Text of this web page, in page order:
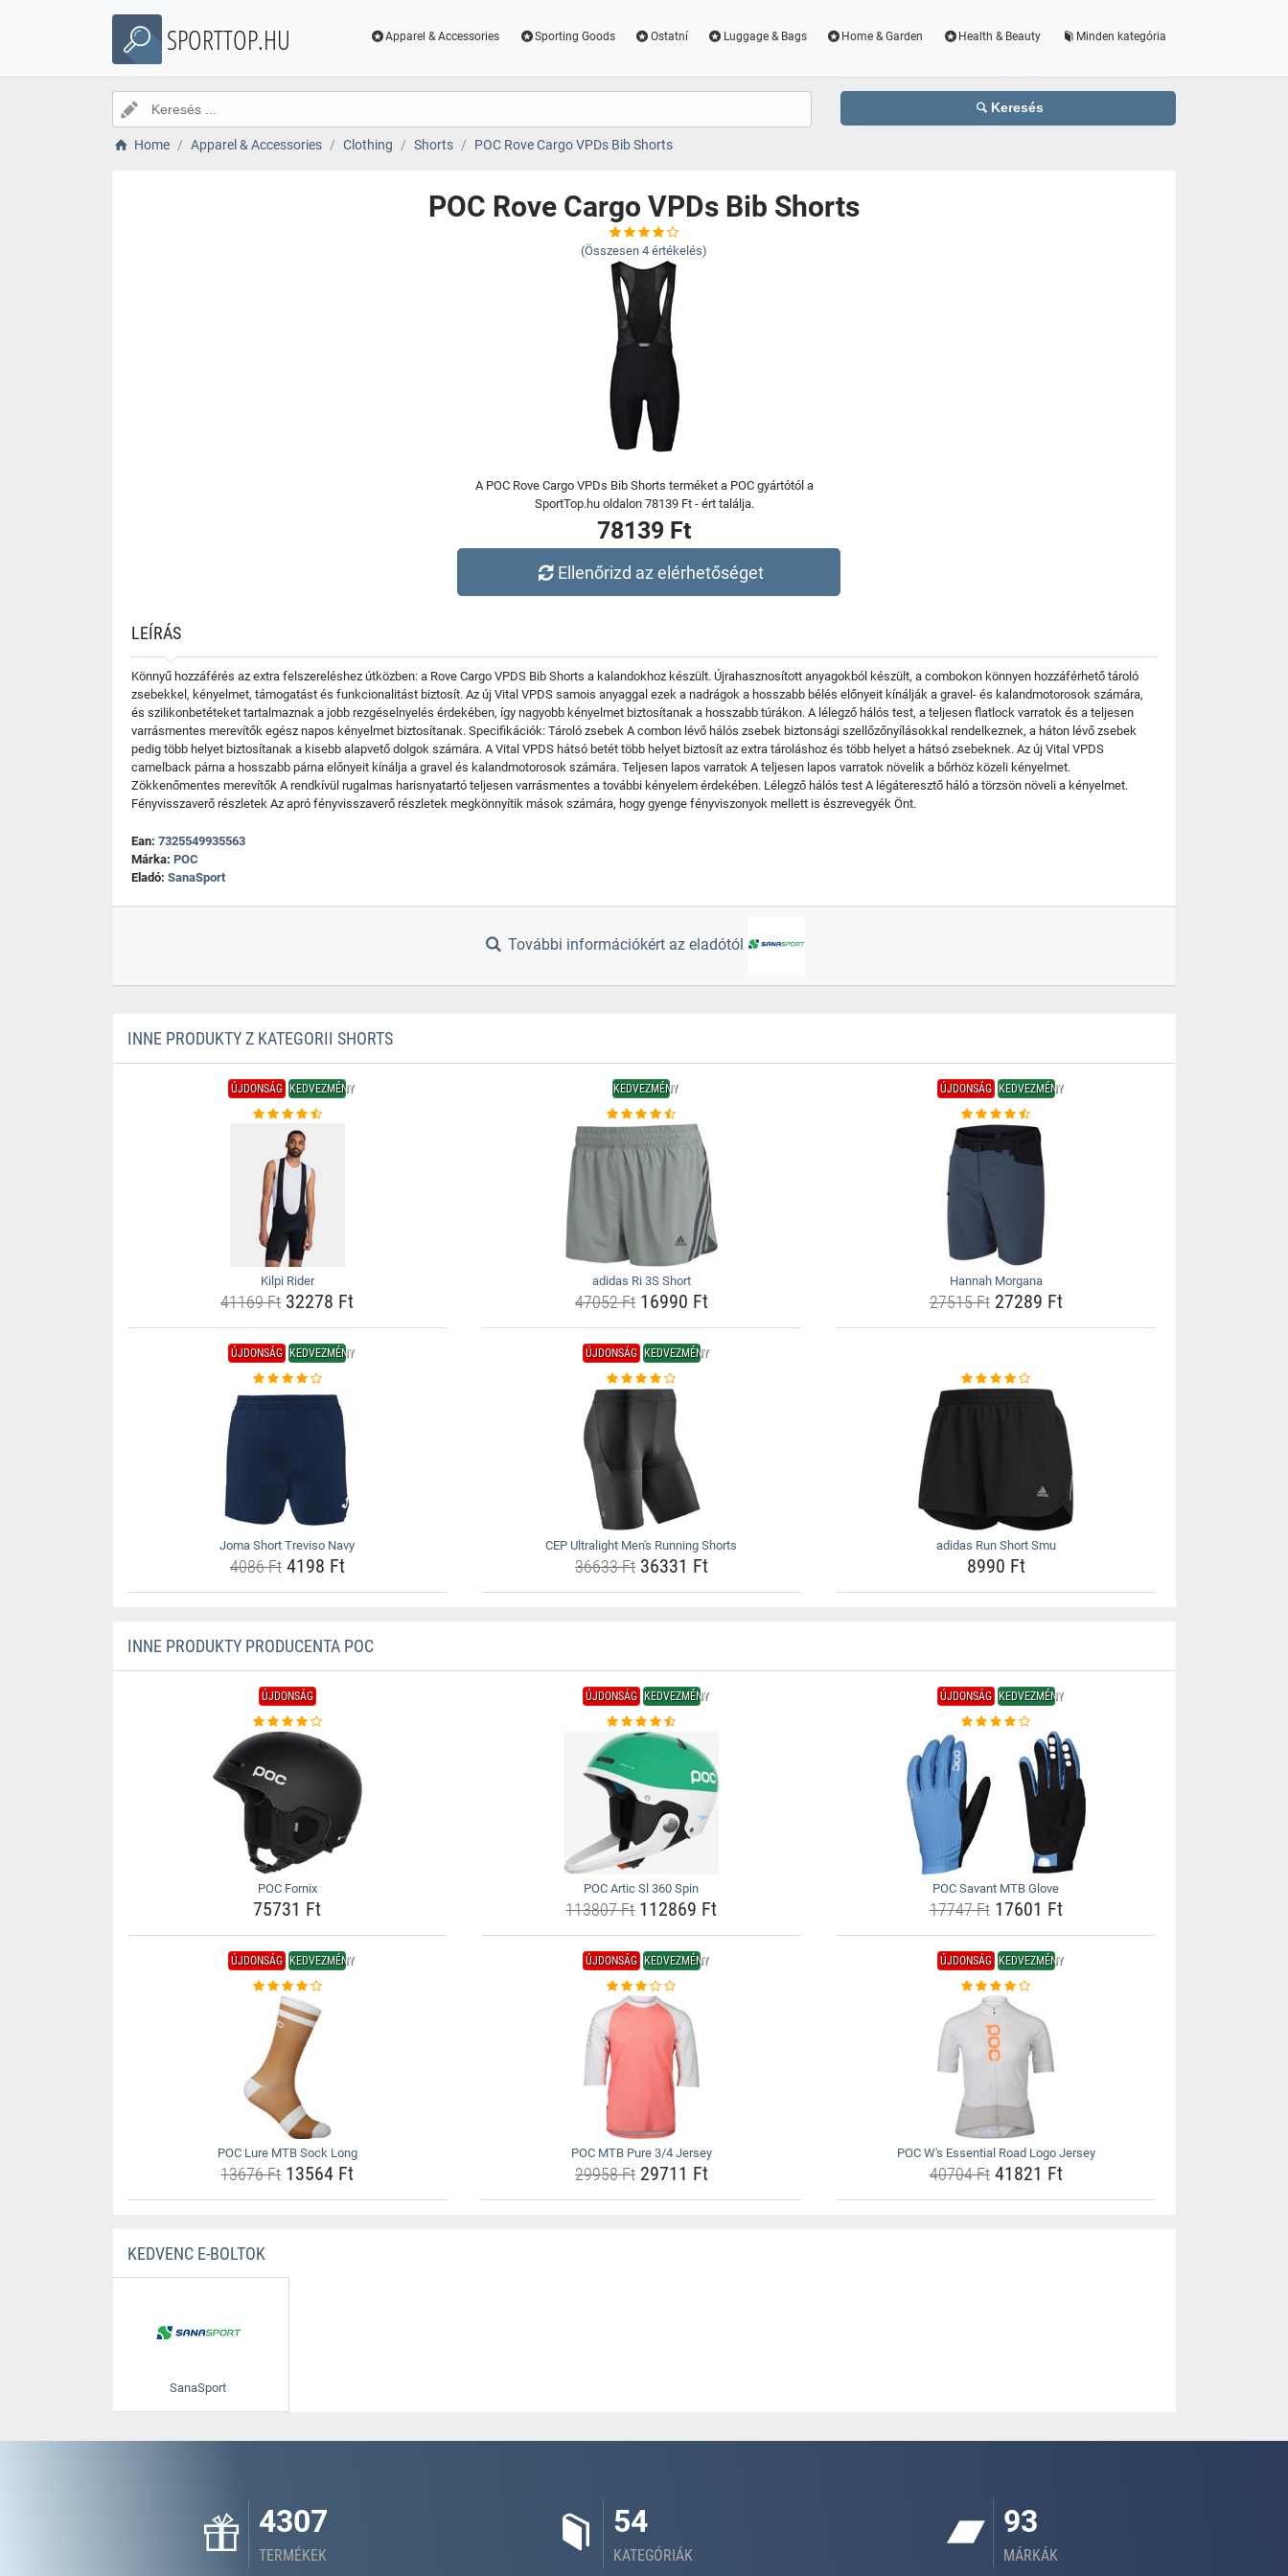
SPORTTOP.HU Apparel & Accessories Sporting Goods Ostatní Luggage & Bags Home & Garden Health & Beauty Minden kategória
Keresés
Home Apparel & Accessories Clothing Shorts POC Rove Cargo VPDs Bib Shorts
POC Rove Cargo VPDs Bib Shorts
(Összesen 4 értékelés)
A POC Rove Cargo VPDs Bib Shorts terméket a POC gyártótól a
SportTop.hu oldalon 78139 Ft - ért találja.
78139 Ft
Ellenőrizd az elérhetőséget
LEÍRÁS
Könnyű hozzáférés az extra felszereléshez útközben: a Rove Cargo VPDS Bib Shorts a kalandokhoz készült. Újrahasznosított anyagokból készült, a combokon könnyen hozzáférhető tároló
zsebekkel, kényelmet, támogatást és funkcionalitást biztosít. Az új Vital VPDS samois anyaggal ezek a nadrágok a hosszabb bélés előnyeit kínálják a gravel- és kalandmotorosok számára,
és szilikonbetéteket tartalmaznak a jobb rezgéselnyelés érdekében, így nagyobb kényelmet biztosítanak a hosszabb túrákon. A lélegző hálós test, a teljesen flatlock varratok és a teljesen
varrásmentes merevítők egész napos kényelmet biztosítanak. Specifikációk: Tároló zsebek A combon lévő hálós zsebek biztonsági szellőzőnyílásokkal rendelkeznek, a háton lévő zsebek
pedig több helyet biztosítanak a kisebb alapvető dolgok számára. A Vital VPDS hátsó betét több helyet biztosít az extra tároláshoz és több helyet a hátsó zsebeknek. Az új Vital VPDS
camelback párna a hosszabb párna előnyeit kínálja a gravel és kalandmotorosok számára. Teljesen lapos varratok A teljesen lapos varratok növelik a bőrhöz közeli kényelmet.
Zökkenőmentes merevítők A rendkívül rugalmas harisnyatartó teljesen varrásmentes a további kényelem érdekében. Lélegző hálós test A légáteresztő háló a törzsön növeli a kényelmet.
Fényvisszaverő részletek Az apró fényvisszaverő részletek megkönnyítik mások számára, hogy gyenge fényviszonyok mellett is észrevegyék Önt.
Ean: 7325549935563
Márka: POC
Eladó: SanaSport
További információkért az eladótól
INNE PRODUKTY Z KATEGORII SHORTS
ÚJDONSÁG KEDVEZMÉNY
Kilpi Rider
41169 Ft32278 Ft
KEDVEZMÉNY
adidas Ri 3S Short
47052 Ft16990 Ft
ÚJDONSÁG KEDVEZMÉNY
Hannah Morgana
27515 Ft27289 Ft
ÚJDONSÁG KEDVEZMÉNY
Joma Short Treviso Navy
4086 Ft4198 Ft
ÚJDONSÁG KEDVEZMÉNY
CEP Ultralight Men's Running Shorts
36633 Ft36331 Ft
adidas Run Short Smu
8990 Ft
INNE PRODUKTY PRODUCENTA POC
ÚJDONSÁG
POC Fornix
75731 Ft
ÚJDONSÁG KEDVEZMÉNY
POC Artic Sl 360 Spin
113807 Ft112869 Ft
ÚJDONSÁG KEDVEZMÉNY
POC Savant MTB Glove
17747 Ft17601 Ft
ÚJDONSÁG KEDVEZMÉNY
POC Lure MTB Sock Long
13676 Ft13564 Ft
ÚJDONSÁG KEDVEZMÉNY
POC MTB Pure 3/4 Jersey
29958 Ft29711 Ft
ÚJDONSÁG KEDVEZMÉNY
POC W's Essential Road Logo Jersey
40704 Ft41821 Ft
KEDVENC E-BOLTOK
SanaSport
4307
TERMÉKEK
54
KATEGÓRIÁK
93
MÁRKÁK